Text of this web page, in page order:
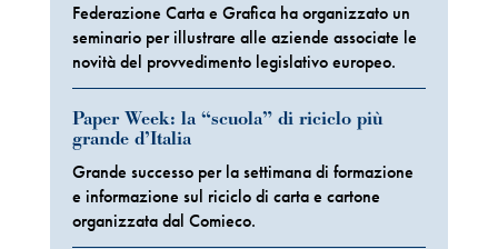
Federazione Carta e Grafica ha organizzato un
seminario per illustrare alle aziende associate le
novità del provvedimento legislativo europeo.
Paper Week: la “scuola” di riciclo più
grande d’Italia
Grande successo per la settimana di formazione
e informazione sul riciclo di carta e cartone
organizzata dal Comieco.